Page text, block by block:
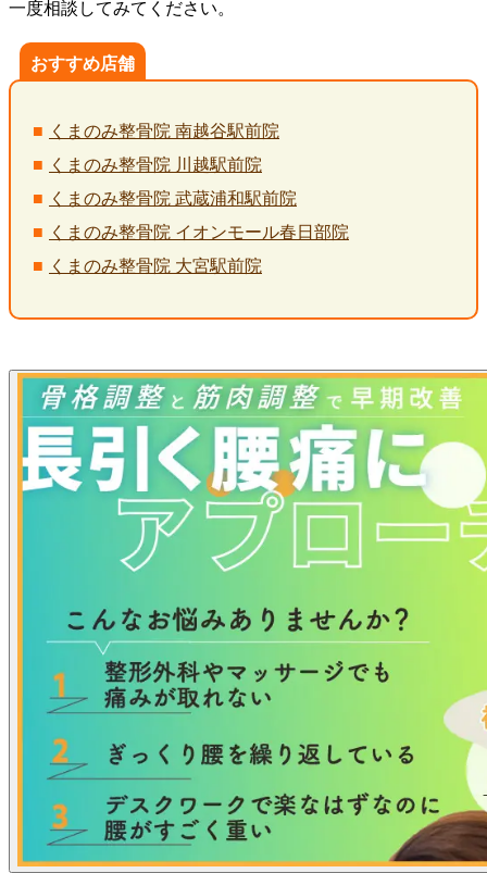
一度相談してみてください。
おすすめ店舗
くまのみ整骨院 南越谷駅前院
くまのみ整骨院 川越駅前院
くまのみ整骨院 武蔵浦和駅前院
くまのみ整骨院 イオンモール春日部院
くまのみ整骨院 大宮駅前院